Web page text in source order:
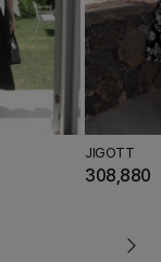
JIGOTT
308,880